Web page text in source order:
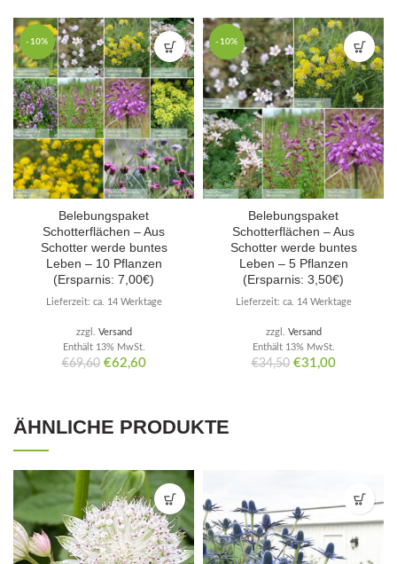
-10%
Belebungspaket
Schotterflächen – Aus
Schotter werde buntes
Leben – 10 Pflanzen
(Ersparnis: 7,00€)
€69,60 Ursprünglicher
€62,60Aktueller
Enthält 13% MwSt.
zzgl. Versand
Lieferzeit: ca. 14 Werktage
-10%
Belebungspaket
Schotterflächen – Aus
Schotter werde buntes
Leben – 5 Pflanzen
(Ersparnis: 3,50€)
€34,50 Ursprünglicher
€31,00Aktueller
Enthält 13% MwSt.
zzgl. Versand
Lieferzeit: ca. 14 Werktage
ÄHNLICHE PRODUKTE